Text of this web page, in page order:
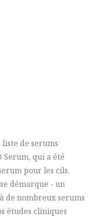
de serums
Serum, qui a été
pour les cils.
démarque - un
de nombreux serums
études cliniques